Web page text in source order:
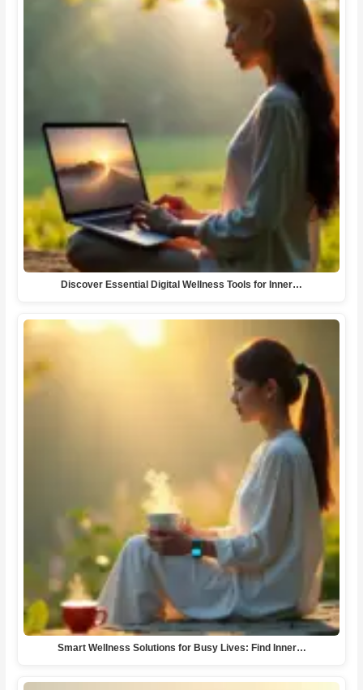
Discover Essential Digital Wellness Tools for Inner…
Smart Wellness Solutions for Busy Lives: Find Inner…